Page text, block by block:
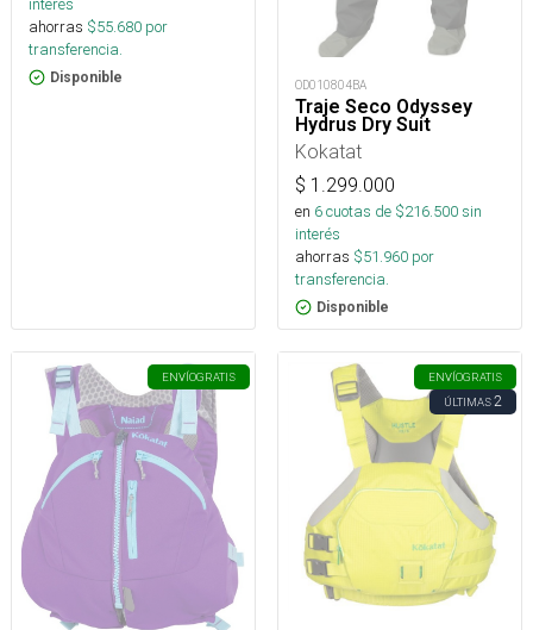
interés
ahorras $55.680 por
transferencia.
Disponible OD010804BA
Traje Seco Odyssey
Hydrus Dry Suit
Kokatat
$ 1.299.000
en 6cuotas de $216.500sin
interés
ahorras $51.960 por
transferencia.
Disponible
ENVÍOGRATIS ENVÍOGRATIS
ÚLTIMAS2